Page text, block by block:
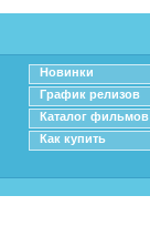
Новинки
График релизов
Каталог фильмов
Как купить